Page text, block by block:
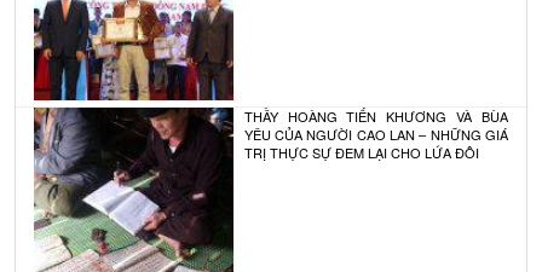
THẦY HOÀNG TIẾN KHƯƠNG VÀ BÙA
YÊU CỦA NGƯỜI CAO LAN – NHỮNG GIÁ
TRỊ THỰC SỰ ĐEM LẠI CHO LỨA ĐÔI